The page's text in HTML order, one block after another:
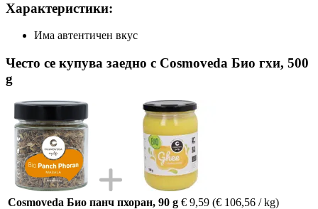
Характеристики:
Има автентичен вкус
Често се купува заедно с Cosmoveda Био гхи, 500
g
Cosmoveda Био панч пхоран, 90 g € 9,59 (€ 106,56 / kg)